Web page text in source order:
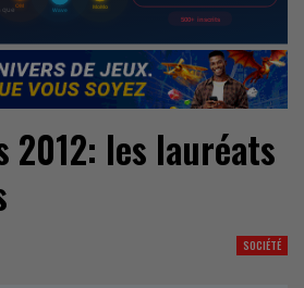
2012: les lauréats
SOCIÉTÉ